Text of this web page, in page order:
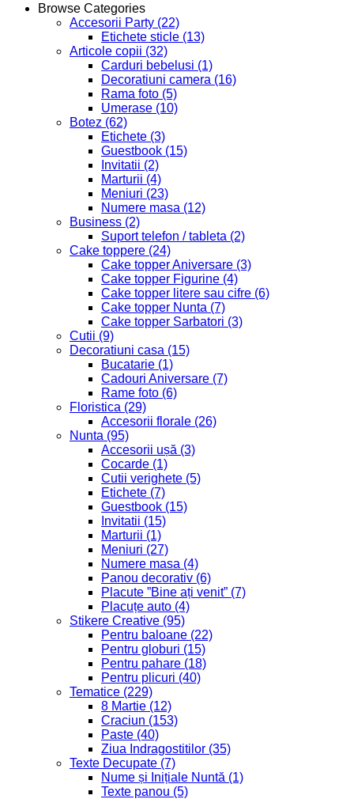
Browse Categories
Accesorii Party (22)
Etichete sticle (13)
Articole copii (32)
Carduri bebelusi (1)
Decoratiuni camera (16)
Rama foto (5)
Umerase (10)
Botez (62)
Etichete (3)
Guestbook (15)
Invitatii (2)
Marturii (4)
Meniuri (23)
Numere masa (12)
Business (2)
Suport telefon / tableta (2)
Cake toppere (24)
Cake topper Aniversare (3)
Cake topper Figurine (4)
Cake topper litere sau cifre (6)
Cake topper Nunta (7)
Cake topper Sarbatori (3)
Cutii (9)
Decoratiuni casa (15)
Bucatarie (1)
Cadouri Aniversare (7)
Rame foto (6)
Floristica (29)
Accesorii florale (26)
Nunta (95)
Accesorii ușă (3)
Cocarde (1)
Cutii verighete (5)
Etichete (7)
Guestbook (15)
Invitatii (15)
Marturii (1)
Meniuri (27)
Numere masa (4)
Panou decorativ (6)
Placute ”Bine ați venit” (7)
Placuțe auto (4)
Stikere Creative (95)
Pentru baloane (22)
Pentru globuri (15)
Pentru pahare (18)
Pentru plicuri (40)
Tematice (229)
8 Martie (12)
Craciun (153)
Paste (40)
Ziua Indragostitilor (35)
Texte Decupate (7)
Nume și Inițiale Nuntă (1)
Texte panou (5)